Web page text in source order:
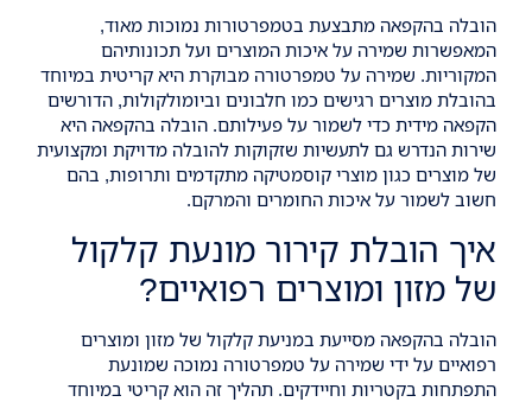
הובלה בהקפאה מתבצעת בטמפרטורות נמוכות מאוד,
המאפשרות שמירה על איכות המוצרים ועל תכונותיהם
המקוריות. שמירה על טמפרטורה מבוקרת היא קריטית במיוחד
בהובלת מוצרים רגישים כמו חלבונים וביומולקולות, הדורשים
הקפאה מידית כדי לשמור על פעילותם. הובלה בהקפאה היא
שירות הנדרש גם לתעשיות שזקוקות להובלה מדויקת ומקצועית
של מוצרים כגון מוצרי קוסמטיקה מתקדמים ותרופות, בהם
חשוב לשמור על איכות החומרים והמרקם.
איך הובלת קירור מונעת קלקול
של מזון ומוצרים רפואיים?
הובלה בהקפאה מסייעת במניעת קלקול של מזון ומוצרים
רפואיים על ידי שמירה על טמפרטורה נמוכה שמונעת
התפתחות בקטריות וחיידקים. תהליך זה הוא קריטי במיוחד